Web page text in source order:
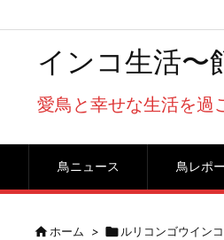
インコ生活〜
愛鳥と幸せな生活を過
鳥ニュース 鳥レポ
ホーム >  ルリコンゴウインコ